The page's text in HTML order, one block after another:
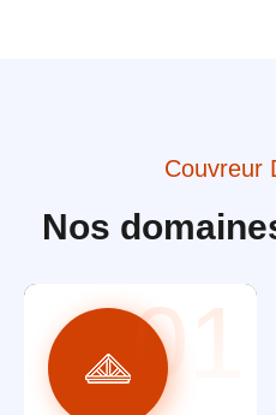
Couvreur
Nos
01